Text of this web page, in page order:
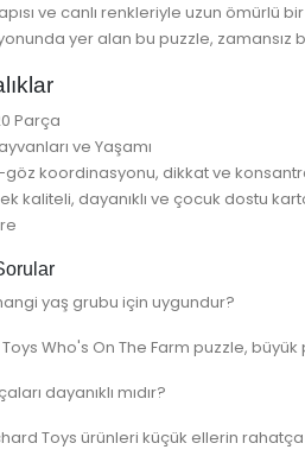
ve canlı renkleriyle uzun
yer alan bu puzzle, zamansız
Parça
ve Yaşamı
göz koordinasyonu, dikkat ve
kaliteli, dayanıklı ve çocuk dostu
yaş grubu için uygundur?
Who's On The Farm puzzle,
dayanıklı mıdır?
Toys ürünleri küçük ellerin